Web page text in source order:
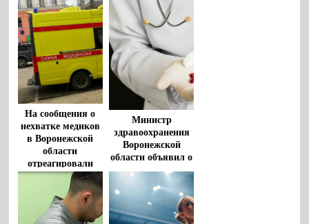
На сообщения о
нехватке медиков
в Воронежской
области
отреагировали
власти
Министр
здравоохранения
Воронежской
области объявил о
решении
проблемы
недостатка
лекарств